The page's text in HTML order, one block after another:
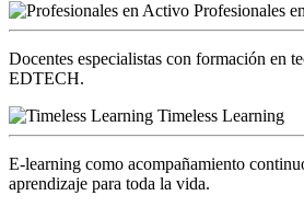
Profesionales
Docentes especialistas con formación en
EDTECH.
Timeless Learning
E-learning como acompañamiento
aprendizaje para toda la vida.